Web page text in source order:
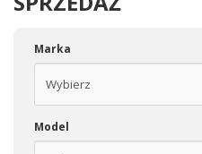
Marka
Model